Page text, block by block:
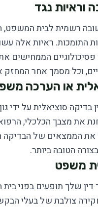
רשמית לבית
התומכות. ראיות אלה
פסיכולוגיים הממחישים
וכל מסמך אחר
בדיקה סוציאלית על ידי
את מצבך הכלכלי,
את הממצאים של הבדיקה
הטובה ביותר.
דין שלך תופעים בפני
צולבת של בעלי